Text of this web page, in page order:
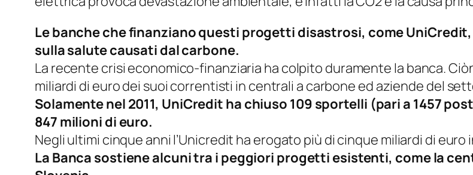
Le banche che finanziano questi progetti disastrosi, come
sulla salute causati dal carbone.
La recente crisi economico-finanziaria ha colpito duramente la banca.
miliardi di euro dei suoi correntisti in centrali a carbone ed aziende del
Solamente nel 2011, UniCredit ha chiuso 109 sportelli (pari a 1457
847 milioni di euro.
Negli ultimi cinque anni l’Unicredit ha erogato più di cinque miliardi di
La Banca sostiene alcuni tra i peggiori progetti esistenti, come la